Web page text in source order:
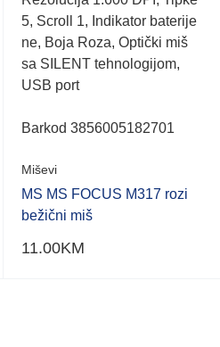
5
5, Scroll 1, Indikator baterije
ne, Boja Roza, Optički miš
sa SILENT tehnologijom,
USB port
Barkod 3856005182701
Miševi
MS MS FOCUS M317 rozi
bežični miš
11.00KM